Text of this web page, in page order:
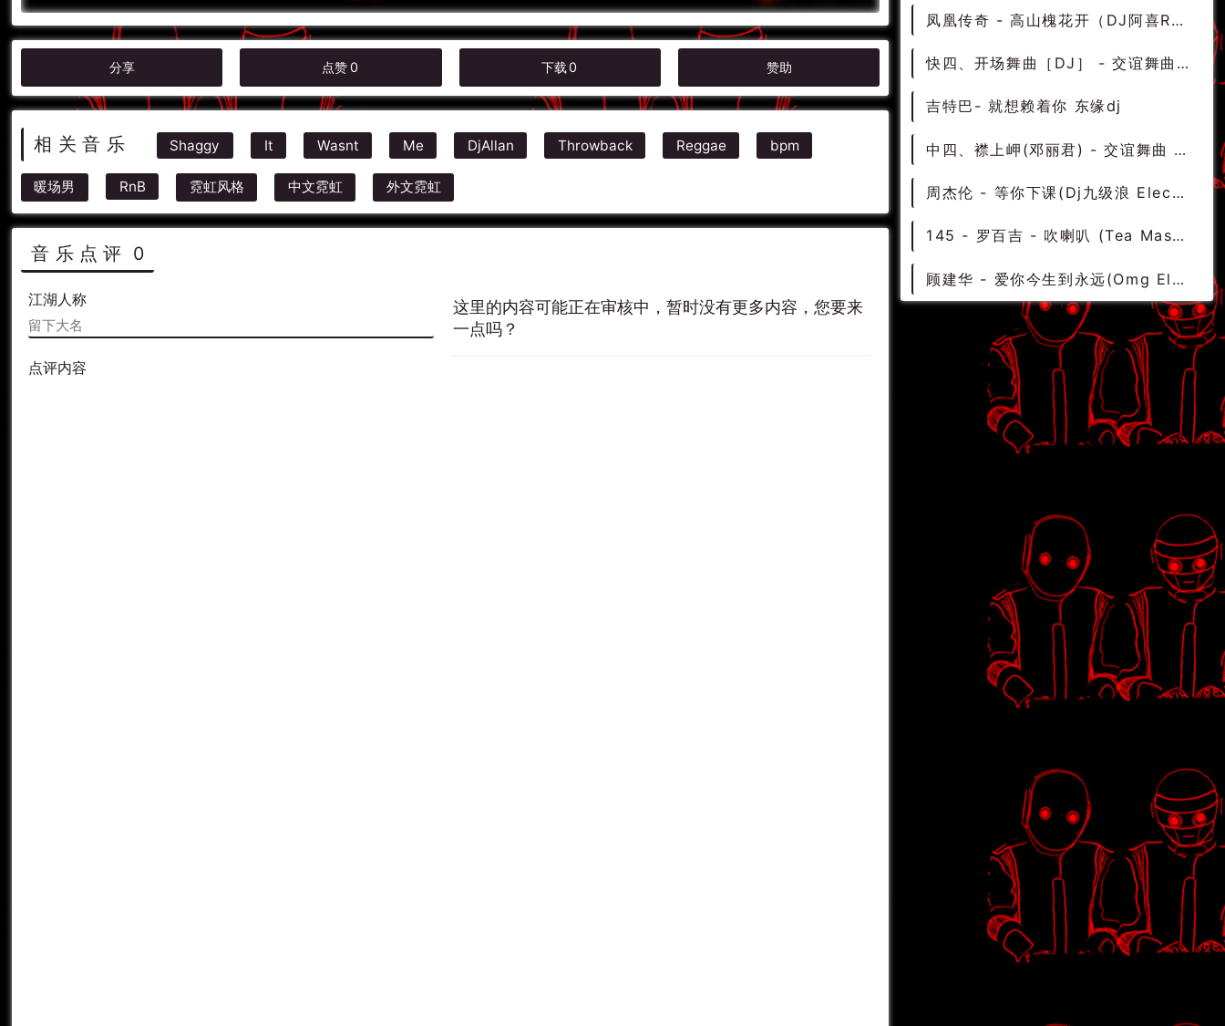
分享 点赞0 下载0 赞助
相关音乐 Shaggy It Wasnt Me DjAllan Throwback Reggae bpm
暖场男 RnB 霓虹风格 中文霓虹 外文霓虹
音乐点评 0
江湖人称
点评内容
这里的内容可能正在审核中，暂时没有更多内容，您要来
一点吗？
凤凰传奇 - 高山槐花开（DJ阿喜Remix）
快四、开场舞曲［DJ］ - 交谊舞曲 交谊舞 交谊舞曲大全
吉特巴- 就想赖着你 东缘dj
中四、襟上岬(邓丽君) - 交谊舞曲 交谊舞 交谊舞曲大全
周杰伦 - 等你下课(Dj九级浪 Electro Rmx 2022) - 中文Remix 中文CLUB 华语Remix
145 - 罗百吉 - 吹喇叭 (Tea Mashup Edit) 7A - 精选电音、国潮中文
顾建华 - 爱你今生到永远(Omg Electro Rmx 2022) - 中文Remix 中文CLUB 华语Remix